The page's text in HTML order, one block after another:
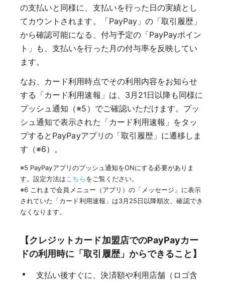
の支払いと同様に、支払いを行った日の実績とし
てカウントされます。「PayPay」の「取引履歴」
から確認可能になる、付与予定の「PayPayポイン
ト」も、支払いを行った月の付与率を反映してい
ます。
なお、カード利用時点でその利用内容をお知らせ
する「カード利用速報」は、3月21日以降も同様に
プッシュ通知（※5）でご確認いただけます。プッ
シュ通知で表示された「カード利用速報」をタッ
プするとPayPayアプリの「取引履歴」に遷移しま
す（※6）。
※5 PayPayアプリのプッシュ通知をONにする必要がありま
す。設定方法は こちらをご覧ください。
※6 これまで会員メニュー（アプリ）の「メッセージ」に表示
されていた「カード利用速報」は3月25日以降順次、確認でき
なくなります。
【クレジットカード加盟店でのPayPayカー
ドの利用時に「取引履歴」からできること】
支払い後すぐに、決済額や利用店舗（ロゴ含